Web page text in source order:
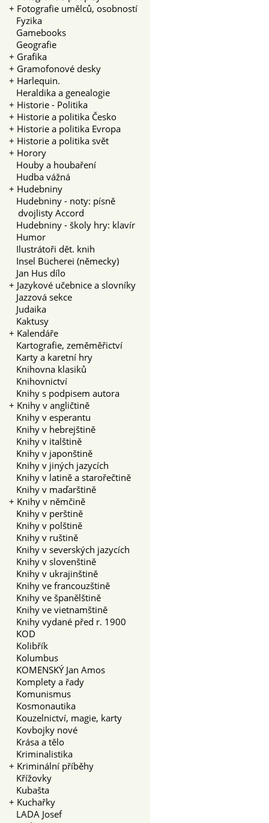
+ Fotografie umělců, osobností
Fyzika
Gamebooks
Geografie
+ Grafika
+ Gramofonové desky
+ Harlequin.
Heraldika a genealogie
+ Historie - Politika
+ Historie a politika Česko
+ Historie a politika Evropa
+ Historie a politika svět
+ Horory
Houby a houbaření
Hudba vážná
+ Hudebniny
Hudebniny - noty: písně
dvojlisty Accord
Hudebniny - školy hry: klavír
Humor
Ilustrátoři dět. knih
Insel Bücherei (německy)
Jan Hus dílo
+ Jazykové učebnice a slovníky
Jazzová sekce
Judaika
Kaktusy
+ Kalendáře
Kartografie, zeměměřictví
Karty a karetní hry
Knihovna klasiků
Knihovnictví
Knihy s podpisem autora
+ Knihy v angličtině
Knihy v esperantu
Knihy v hebrejštině
Knihy v italštině
Knihy v japonštině
Knihy v jiných jazycích
Knihy v latině a starořečtině
Knihy v maďarštině
+ Knihy v němčině
Knihy v perštině
Knihy v polštině
Knihy v ruštině
Knihy v severských jazycích
Knihy v slovenštině
Knihy v ukrajinštině
Knihy ve francouzštině
Knihy ve španělštině
Knihy ve vietnamštině
Knihy vydané před r. 1900
KOD
Kolibřík
Kolumbus
KOMENSKÝ Jan Amos
Komplety a řady
Komunismus
Kosmonautika
Kouzelnictví, magie, karty
Kovbojky nové
Krása a tělo
Kriminalistika
+ Kriminální příběhy
Křížovky
Kubašta
+ Kuchařky
LADA Josef